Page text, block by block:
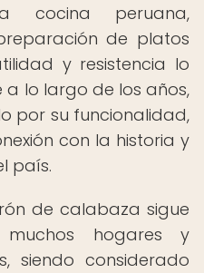
cocina peruana,
de platos
y resistencia lo
lo largo de los años,
por su funcionalidad,
con la historia y
país.
de calabaza sigue
hogares y
siendo considerado